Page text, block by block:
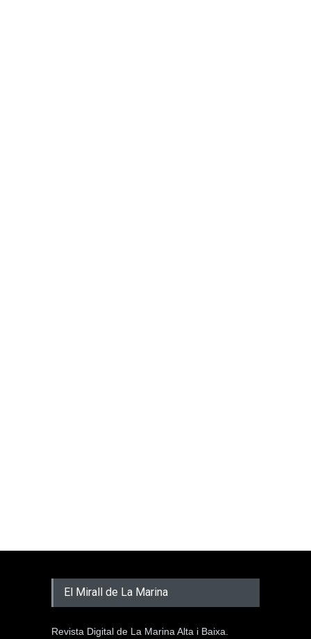
El Mirall de La Marina
Revista Digital de La Marina Alta i Baixa.